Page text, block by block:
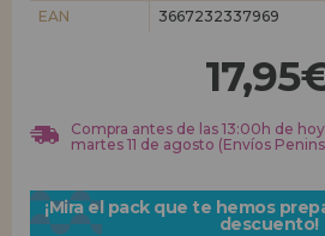
EAN
3667232337969
Compra antes de las 13:00h de
martes 11 de agosto (Envíos
¡Mira el pack que te hemos
descuento!